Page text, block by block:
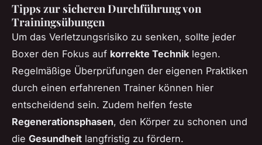
Tipps zur sicheren Durchführung von
Trainingsübungen
Um das Verletzungsrisiko zu senken, sollte jeder
Boxer den Fokus auf korrekte Technik legen.
Regelmäßige Überprüfungen der eigenen Praktiken
durch einen erfahrenen Trainer können hier
entscheidend sein. Zudem helfen feste
Regenerationsphasen, den Körper zu schonen und
die Gesundheit langfristig zu fördern.